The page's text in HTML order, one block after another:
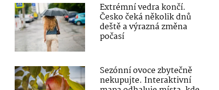
Extrémní vedra končí.
Česko čeká několik dnů
deště a výrazná změna
počasí
Sezónní ovoce zbytečně
nekupujte. Interaktivní